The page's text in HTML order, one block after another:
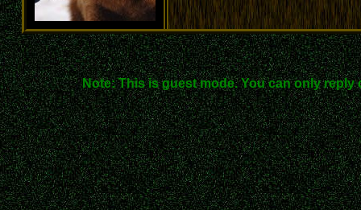
Note: This is guest mode. You can only